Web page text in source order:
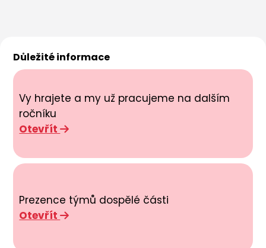
Důležité informace
Vy hrajete a my už pracujeme na dalším
ročníku
Otevřít
Prezence týmů dospělé části
Otevřít